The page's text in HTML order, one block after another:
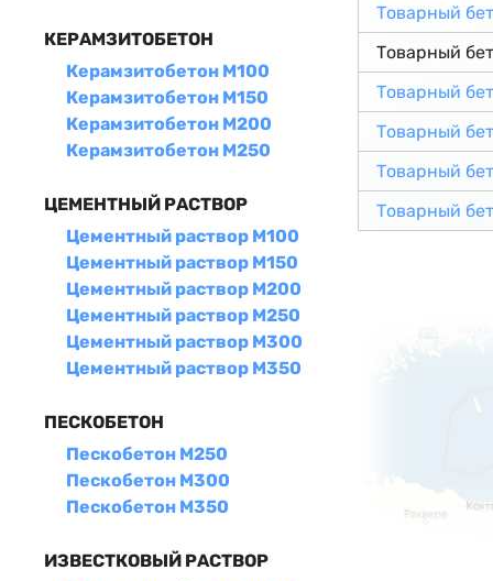
КЕРАМЗИТОБЕТОН
Керамзитобетон М100
Керамзитобетон М150
Керамзитобетон М200
Керамзитобетон М250
ЦЕМЕНТНЫЙ РАСТВОР
Цементный раствор М100
Цементный раствор М150
Цементный раствор М200
Цементный раствор М250
Цементный раствор М300
Цементный раствор М350
ПЕСКОБЕТОН
Пескобетон М250
Пескобетон М300
Пескобетон М350
ИЗВЕСТКОВЫЙ РАСТВОР
Товарный
Товарный
Товарный
Товарный
Товарный
Товарный